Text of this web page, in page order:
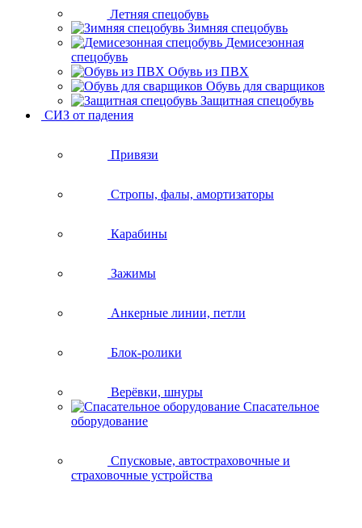
Летняя спецобувь
Зимняя спецобувь
Демисезонная
спецобувь
Обувь из ПВХ
Обувь для сварщиков
Защитная спецобувь
СИЗ от падения
Привязи
Стропы, фалы, амортизаторы
Карабины
Зажимы
Анкерные линии, петли
Блок-ролики
Верёвки, шнуры
Спасательное
оборудование
Спусковые, автостраховочные и
страховочные устройства